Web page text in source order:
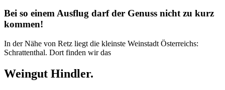
Bei so einem Ausflug darf der Genuss nicht zu kurz
kommen!
In der Nähe von Retz liegt die kleinste Weinstadt Österreichs:
Schrattenthal. Dort finden wir das
Weingut Hindler.